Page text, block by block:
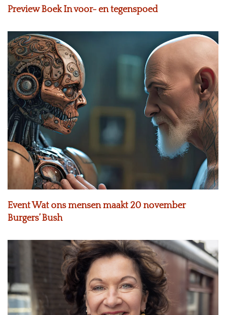
Preview Boek In voor- en tegenspoed
Event Wat ons mensen maakt 20 november
Burgers’ Bush